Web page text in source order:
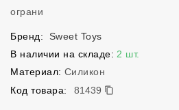
ограни
Бренд:
Sweet Toys
В наличии на складе: 2 шт.
Материал: Силикон
Код товара:
81439
81439